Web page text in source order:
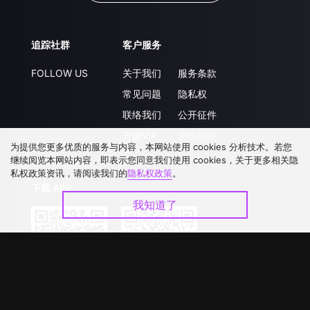
追踪社群
FOLLOW US
客户服务
关于我们
常见问题
联络我们
服务条款
隐私权
公开征件
为提供您更多优质的服务与内容，本网站使用 cookies 分析技术。若您
继续阅览本网站内容，即表示您同意我们使用 cookies，关于更多相关隐
私权政策资讯，请阅读我们的隐私权政策。
我知道了